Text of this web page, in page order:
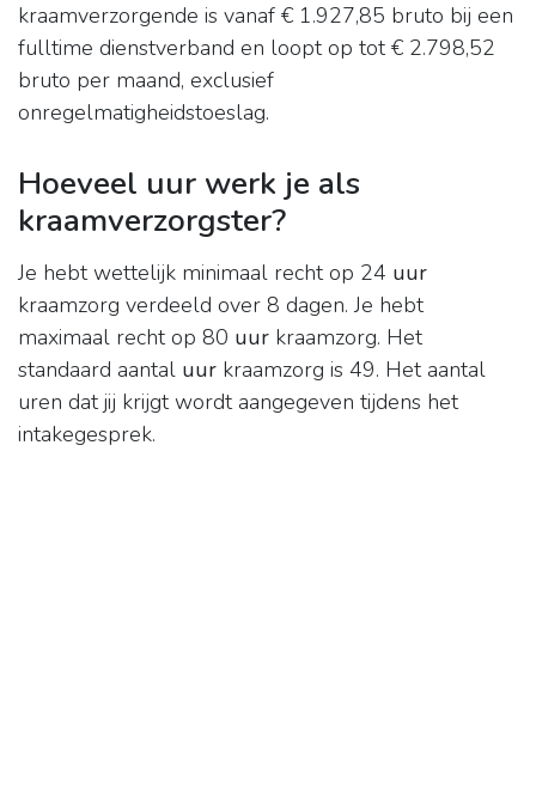
kraamverzorgende is vanaf € 1.927,85 bruto bij een
fulltime dienstverband en loopt op tot € 2.798,52
bruto per maand, exclusief
onregelmatigheidstoeslag.
Hoeveel uur werk je als
kraamverzorgster?
Je hebt wettelijk minimaal recht op 24 uur
kraamzorg verdeeld over 8 dagen. Je hebt
maximaal recht op 80 uur kraamzorg. Het
standaard aantal uur kraamzorg is 49. Het aantal
uren dat jij krijgt wordt aangegeven tijdens het
intakegesprek.